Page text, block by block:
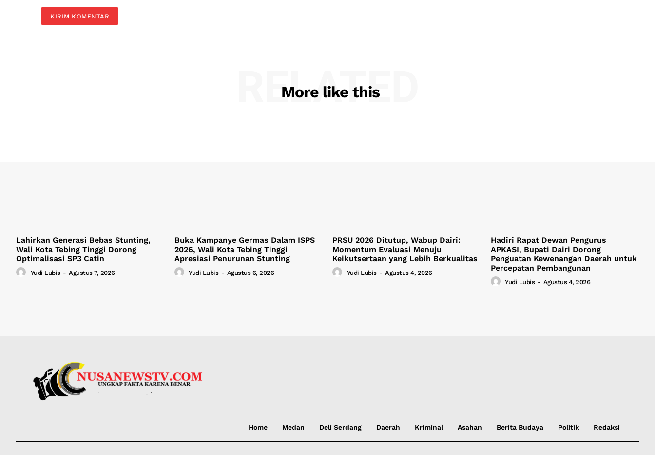
More like this
RELATED
Lahirkan Generasi Bebas Stunting,
Wali Kota Tebing Tinggi Dorong
Optimalisasi SP3 Catin
Yudi Lubis - Agustus 7, 2026
Buka Kampanye Germas Dalam ISPS
2026, Wali Kota Tebing Tinggi
Apresiasi Penurunan Stunting
Yudi Lubis - Agustus 6, 2026
PRSU 2026 Ditutup, Wabup Dairi:
Momentum Evaluasi Menuju
Keikutsertaan yang Lebih Berkualitas
Yudi Lubis - Agustus 4, 2026
Hadiri Rapat Dewan Pengurus
APKASI, Bupati Dairi Dorong
Penguatan Kewenangan Daerah untuk
Percepatan Pembangunan
Yudi Lubis - Agustus 4, 2026
Home Medan Deli Serdang Daerah Kriminal Asahan Berita Budaya Politik Redaksi